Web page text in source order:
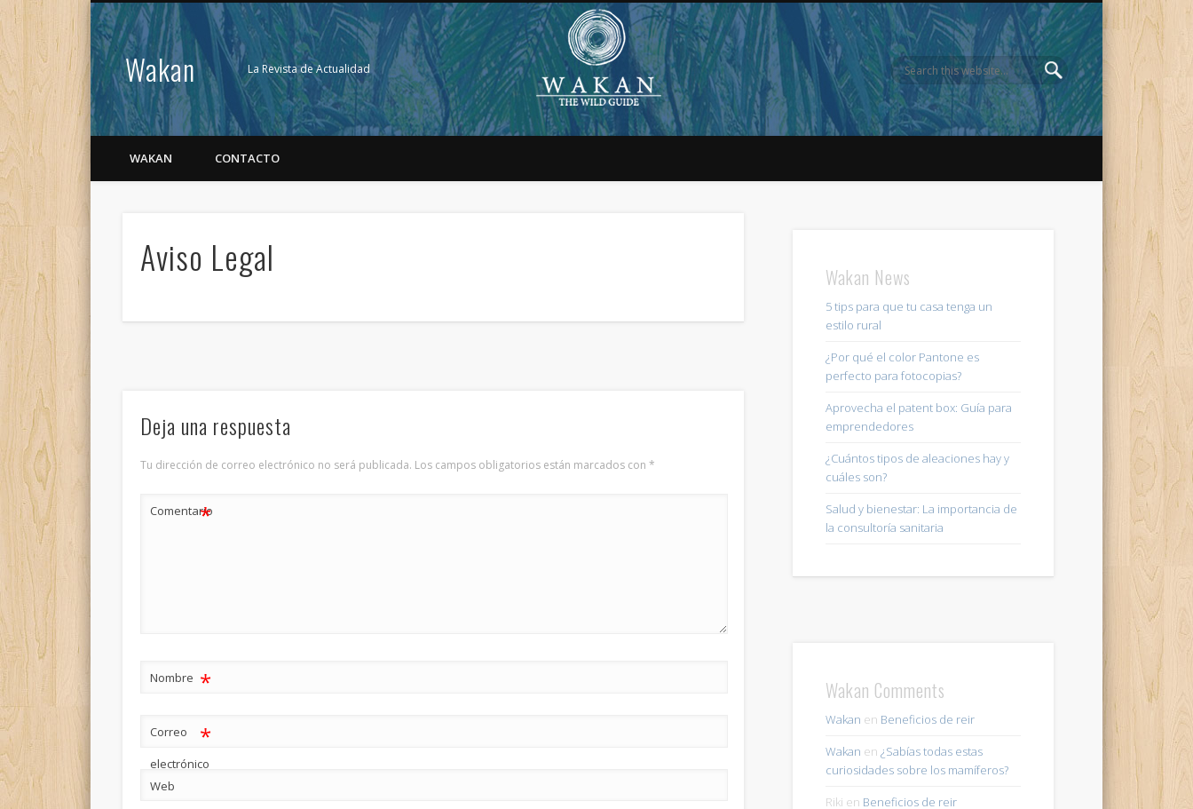
Wakan La Revista de Actualidad
WAKAN CONTACTO
Aviso Legal
Deja una respuesta
Tu dirección de correo electrónico no será publicada. Los campos obligatorios están marcados con*
Comentario
*
Nombre *
Correo
electrónico
*
Web
Wakan News
5 tips para que tu casa tenga un
estilo rural
¿Por qué el color Pantone es
perfecto para fotocopias?
Aprovecha el patent box: Guía para
emprendedores
¿Cuántos tipos de aleaciones hay y
cuáles son?
Salud y bienestar: La importancia de
la consultoría sanitaria
Wakan Comments
Wakan en Beneficios de reir
Wakan en ¿Sabías todas estas
curiosidades sobre los mamíferos?
Riki en Beneficios de reir